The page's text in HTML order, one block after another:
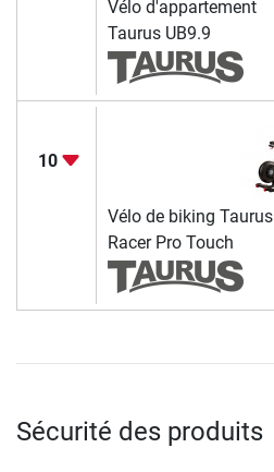
Vélo d'appartement
Taurus UB9.9
10
Vélo de biking Taurus
Racer Pro Touch
Sécurité des produits